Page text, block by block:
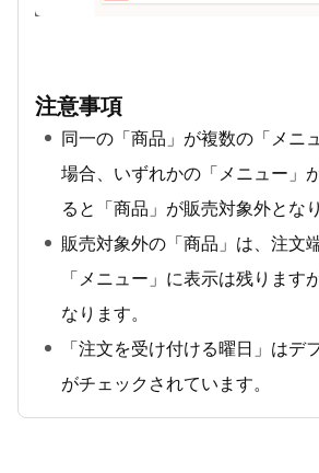
注意事項
同一の「商品」が複数の「メニ
場合、いずれかの「メニュー」
ると「商品」が販売対象外となり
販売対象外の「商品」は、注文
「メニュー」に表示は残ります
なります。
「注文を受け付ける曜日」はデ
がチェックされています。